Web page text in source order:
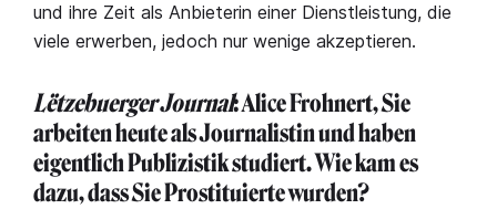
und ihre Zeit als Anbieterin einer Dienstleistung, die
viele erwerben, jedoch nur wenige akzeptieren.
Lëtzebuerger Journal: Alice Frohnert, Sie
arbeiten heute als Journalistin und haben
eigentlich Publizistik studiert. Wie kam es
dazu, dass Sie Prostituierte wurden?